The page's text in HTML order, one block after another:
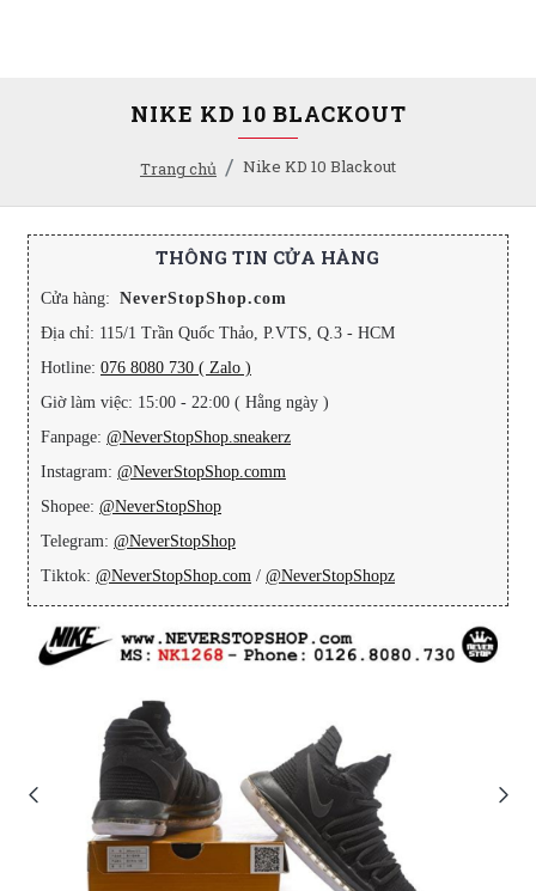
Trang chủ Nike KD 10 Blackout
NIKE KD 10 BLACKOUT
THÔNG TIN CỬA HÀNG
Cửa hàng: NeverStopShop.com
Địa chỉ: 115/1 Trần Quốc Thảo, P.VTS, Q.3 - HCM
Hotline: 076 8080 730 ( Zalo )
Giờ làm việc: 15:00 - 22:00 ( Hằng ngày )
Fanpage: @NeverStopShop.sneakerz
Instagram: @NeverStopShop.comm
Shopee: @NeverStopShop
Telegram: @NeverStopShop
Tiktok: @NeverStopShop.com / @NeverStopShopz